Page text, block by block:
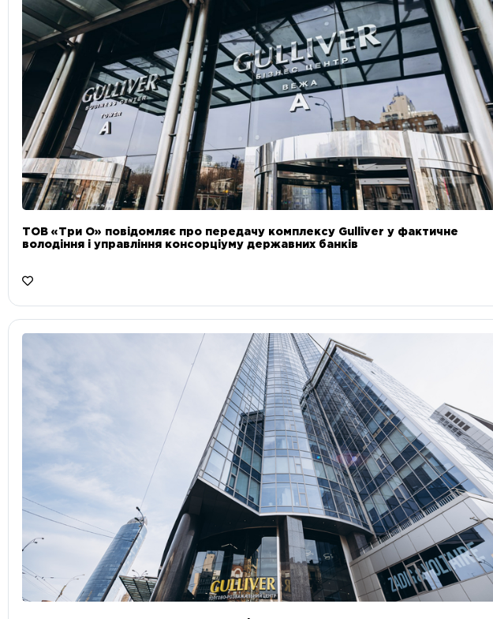
ТОВ «Три О» повідомляє про передачу комплексу Gulliver у фактичне
володіння і управління консорціуму державних банків